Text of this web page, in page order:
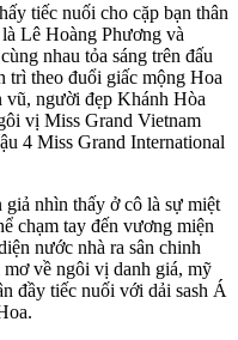
tiếc nuối cho cặp bạn thân
Lê Hoàng Phương và
nhau tỏa sáng trên đấu
trì theo đuổi giấc mộng Hoa
vũ, người đẹp Khánh Hòa
vị Miss Grand Vietnam
4 Miss Grand International
nhìn thấy ở cô là sự miệt
chạm tay đến vương miện
nước nhà ra sân chinh
về ngôi vị danh giá, mỹ
đầy tiếc nuối với dải sash Á